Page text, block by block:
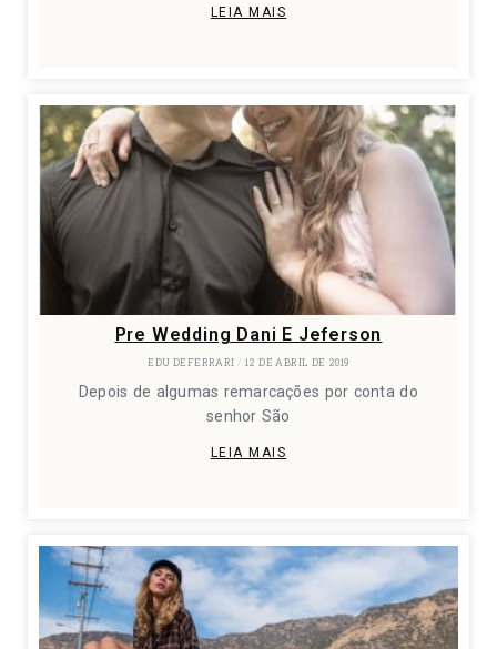
LEIA MAIS
Pre Wedding Dani E Jeferson
EDU DEFERRARI 12 DE ABRIL DE 2019
Depois de algumas remarcações por conta do
senhor São
LEIA MAIS